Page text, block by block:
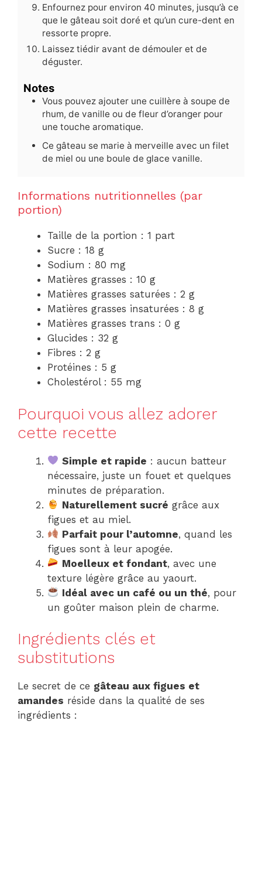
Enfournez pour environ 40 minutes, jusqu’à ce
que le gâteau soit doré et qu’un cure-dent en
ressorte propre.
Laissez tiédir avant de démouler et de
déguster.
Notes
Vous pouvez ajouter une cuillère à soupe de
rhum, de vanille ou de fleur d’oranger pour
une touche aromatique.
Ce gâteau se marie à merveille avec un filet
de miel ou une boule de glace vanille.
Informations nutritionnelles (par
portion)
Taille de la portion : 1 part
Sucre : 18 g
Sodium : 80 mg
Matières grasses : 10 g
Matières grasses saturées : 2 g
Matières grasses insaturées : 8 g
Matières grasses trans : 0 g
Glucides : 32 g
Fibres : 2 g
Protéines : 5 g
Cholestérol : 55 mg
Pourquoi vous allez adorer
cette recette
Simple et rapide : aucun batteur
nécessaire, juste un fouet et quelques
minutes de préparation.
Naturellement sucré grâce aux
figues et au miel.
Parfait pour l’automne, quand les
figues sont à leur apogée.
Moelleux et fondant, avec une
texture légère grâce au yaourt.
Idéal avec un café ou un thé, pour
un goûter maison plein de charme.
Ingrédients clés et
substitutions
Le secret de ce gâteau aux figues et
amandes réside dans la qualité de ses
ingrédients :